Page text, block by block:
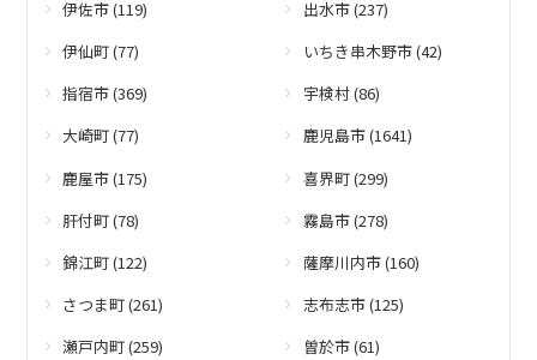
伊佐市 (119)
出水市 (237)
伊仙町 (77)
いちき串木野市 (42)
指宿市 (369)
宇検村 (86)
大崎町 (77)
鹿児島市 (1641)
鹿屋市 (175)
喜界町 (299)
肝付町 (78)
霧島市 (278)
錦江町 (122)
薩摩川内市 (160)
さつま町 (261)
志布志市 (125)
瀬戸内町 (259)
曽於市 (61)